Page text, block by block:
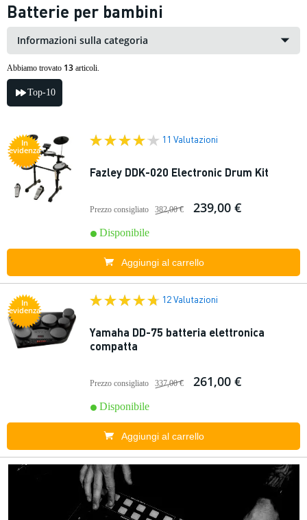
Batterie per bambini
Informazioni sulla categoria
Abbiamo trovato 13 articoli.
Top-10
In
evidenza
11 Valutazioni
Fazley DDK-020 Electronic Drum Kit
Prezzo consigliato 382,00 € 239,00 €
Disponibile
Aggiungi al carrello
In
evidenza
12 Valutazioni
Yamaha DD-75 batteria elettronica
compatta
Prezzo consigliato 337,00 € 261,00 €
Disponibile
Aggiungi al carrello